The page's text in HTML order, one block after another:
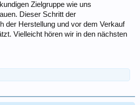
Zielgruppe wie uns
Dieser Schritt der
der Herstellung und vor dem Verkauf
Vielleicht hören wir in den nächsten